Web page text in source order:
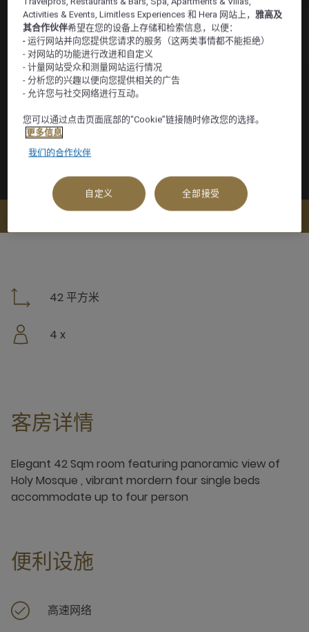
42 平方米
4 x
客房详情
Elegant 42 Sqm room featuring panoramic view of
Holy Mosque , vibrant mordern four single beds
accommodate up to four person
便利设施
高速网络
Activities & Events, Limitless Experiences 和 Hera 网站上，雅高及
其合作伙伴希望在您的设备上存储和检索信息，以便：
- 运行网站并向您提供您请求的服务（这两类事情都不能拒绝）
- 对网站的功能进行改进和自定义
- 计量网站受众和测量网站运行情况
- 分析您的兴趣以便向您提供相关的广告
- 允许您与社交网络进行互动。
您可以通过点击页面底部的“Cookie”链接随时修改您的选择。
更多信息
我们的合作伙伴
自定义 全部接受